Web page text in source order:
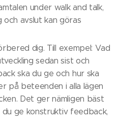
under walk and talk,
och avslut kan göras
dig. Till exempel: Vad
sedan sist och
ska du ge och hur ska
på beteenden i alla lägen
Det ger nämligen bäst
du ge konstruktiv feedback,